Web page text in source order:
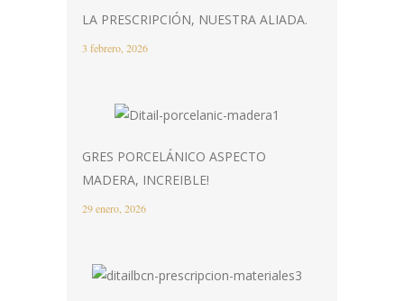
LA PRESCRIPCIÓN, NUESTRA ALIADA.
3 febrero, 2026
GRES PORCELÁNICO ASPECTO
MADERA, INCREIBLE!
29 enero, 2026